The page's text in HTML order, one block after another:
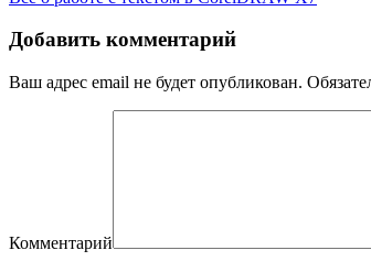
Добавить комментарий
Ваш адрес email не будет опубликован.
Комментарий